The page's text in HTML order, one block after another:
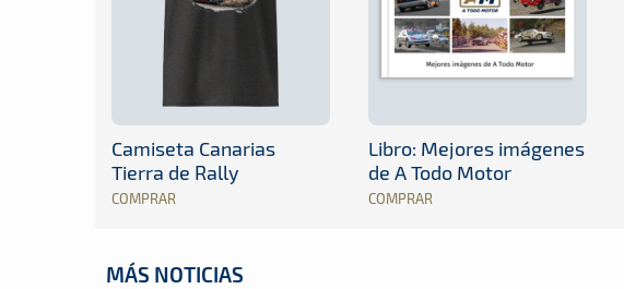
Camiseta Canarias
Tierra de Rally
COMPRAR
Libro: Mejores imágenes
de A Todo Motor
COMPRAR
MÁS NOTICIAS